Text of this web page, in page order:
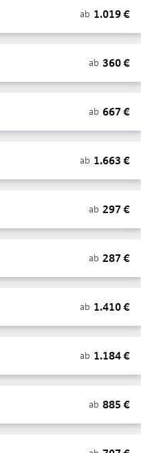
ab 1.019€
ab 360€
ab 667 €
ab 1.663 €
ab 297 €
ab 287 €
ab 1.410€
ab 1.184€
ab 885 €